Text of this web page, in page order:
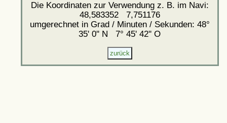
Die Koordinaten zur Verwendung z. B. im Navi:
48,583352 7,751176
umgerechnet in Grad / Minuten / Sekunden: 48°
35' 0'' N 7° 45' 42'' O